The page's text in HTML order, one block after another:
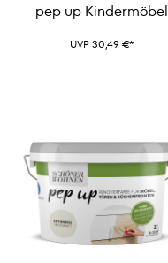
pep up Kindermöbel
UVP 30,49 €*